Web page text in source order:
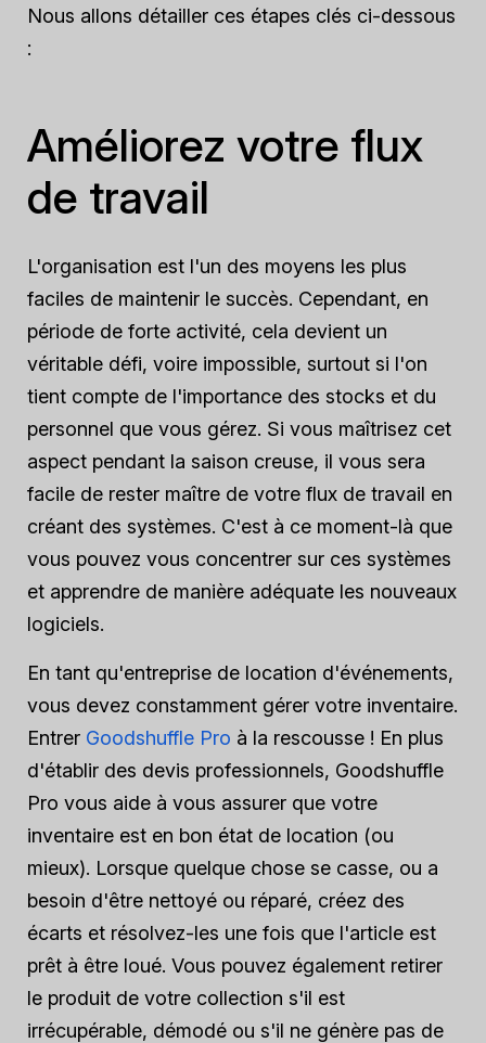
Nous allons détailler ces étapes clés ci-dessous
:
Améliorez votre flux
de travail
L'organisation est l'un des moyens les plus
faciles de maintenir le succès. Cependant, en
période de forte activité, cela devient un
véritable défi, voire impossible, surtout si l'on
tient compte de l'importance des stocks et du
personnel que vous gérez. Si vous maîtrisez cet
aspect pendant la saison creuse, il vous sera
facile de rester maître de votre flux de travail en
créant des systèmes. C'est à ce moment-là que
vous pouvez vous concentrer sur ces systèmes
et apprendre de manière adéquate les nouveaux
logiciels.
En tant qu'entreprise de location d'événements,
vous devez constamment gérer votre inventaire.
Entrer Goodshuffle Pro à la rescousse ! En plus
d'établir des devis professionnels, Goodshuffle
Pro vous aide à vous assurer que votre
inventaire est en bon état de location (ou
mieux). Lorsque quelque chose se casse, ou a
besoin d'être nettoyé ou réparé, créez des
écarts et résolvez-les une fois que l'article est
prêt à être loué. Vous pouvez également retirer
le produit de votre collection s'il est
irrécupérable, démodé ou s'il ne génère pas de